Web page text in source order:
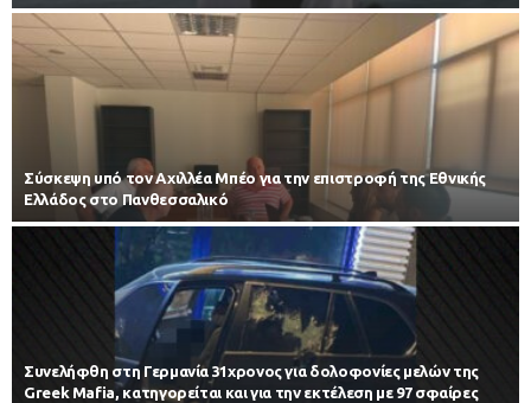
Σύσκεψη υπό τον Αχιλλέα Μπέο για την επιστροφή της Εθνικής
Ελλάδος στο Πανθεσσαλικό
Συνελήφθη στη Γερμανία 31χρονος για δολοφονίες μελών της
Greek Mafia, κατηγορείται και για την εκτέλεση με 97 σφαίρες